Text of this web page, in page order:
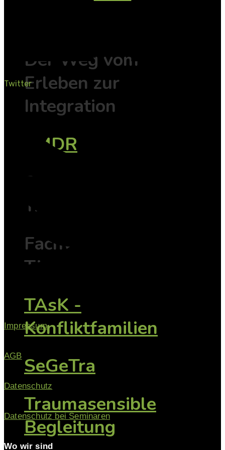
Der Weg vom
Erleben zur
Integration
EMDR
Spezialseminare
Trauma
Fachwissen mit
Tiefe
TAsK -
Konfliktfamilien
SeGeTra
Traumasensible
Begleitung
Twitter
Impressum
AGB
Datenschutz
Datenschutz bei Seminaren
Wo wir sind